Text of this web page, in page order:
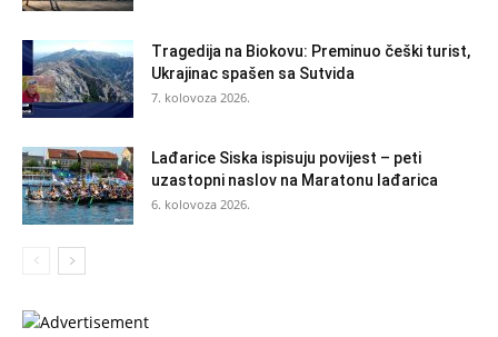
Tragedija na Biokovu: Preminuo češki turist,
Ukrajinac spašen sa Sutvida
7. kolovoza 2026.
Lađarice Siska ispisuju povijest – peti
uzastopni naslov na Maratonu lađarica
6. kolovoza 2026.